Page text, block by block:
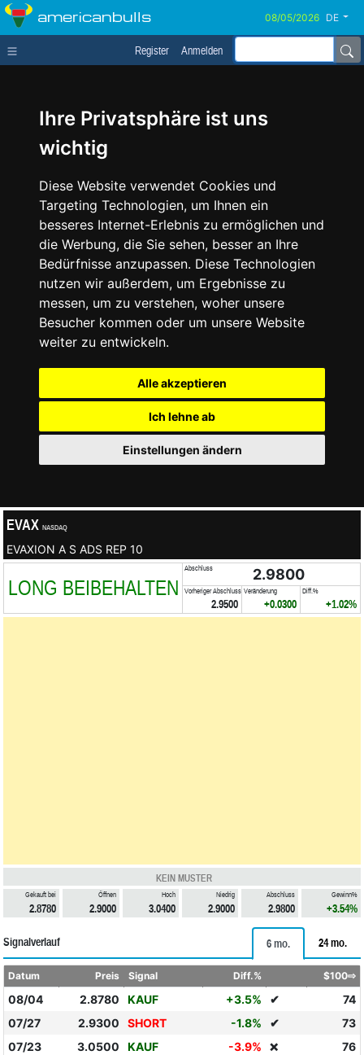
Ihre Privatsphäre ist uns
wichtig
Diese Website verwendet Cookies und
Targeting Technologien, um Ihnen ein
besseres Internet-Erlebnis zu ermöglichen und
die Werbung, die Sie sehen, besser an Ihre
Bedürfnisse anzupassen. Diese Technologien
nutzen wir außerdem, um Ergebnisse zu
messen, um zu verstehen, woher unsere
Besucher kommen oder um unsere Website
weiter zu entwickeln.
Alle akzeptieren
Ich lehne ab
Einstellungen ändern
americanbulls DE
Register Anmelden
EVAX NASDAQ
EVAXION A S ADS REP 10
LONG BEIBEHALTEN
Abschluss 2.9800
Vorheriger Abschluss
2.9500
Veränderung
+0.0300
Diff.%
+1.02%
KEIN MUSTER
Gekauft bei
2.8780
Öffnen
2.9000
Hoch
3.0400
Niedrig
2.9000
Abschluss
2.9800
Gewinn%
+3.54%
Signalverlauf 6 mo. 24 mo.
Datum Preis Signal Diff.% $100⇨
08/04 2.8780 KAUF +3.5% ✔
74
07/27
2.9300 SHORT -1.8% ✔
73
07/23
3.0500 KAUF -3.9% ❌
76